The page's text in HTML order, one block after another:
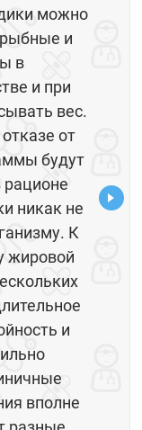
можно
и
в
и при
вес.
от
будут
рационе
никак не
К
жировой
и
вполне